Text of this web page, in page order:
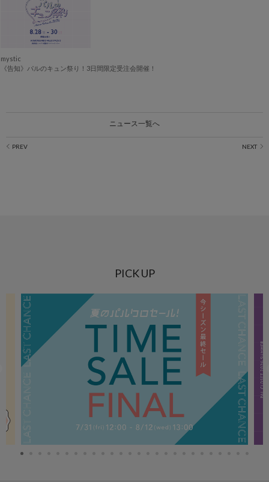
mystic
《告知》パルのキュン祭り！3日間限定受注会開催！
ニュース一覧へ
PICK UP